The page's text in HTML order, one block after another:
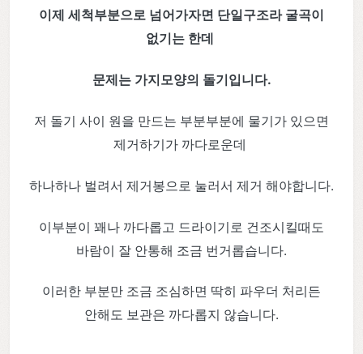
이제 세척부분으로 넘어가자면 단일구조라 굴곡이
없기는 한데
문제는 가지모양의 돌기입니다.
저 돌기 사이 원을 만드는 부분부분에 물기가 있으면
제거하기가 까다로운데
하나하나 벌려서 제거봉으로 눌러서 제거 해야합니다.
이부분이 꽤나 까다롭고 드라이기로 건조시킬때도
바람이 잘 안통해 조금 번거롭습니다.
이러한 부분만 조금 조심하면 딱히 파우더 처리든
안해도 보관은 까다롭지 않습니다.